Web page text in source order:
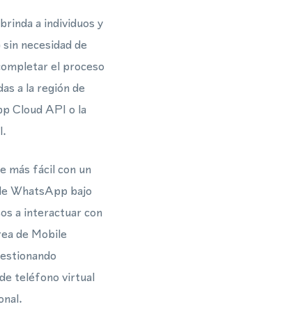
a individuos y
necesidad de
el proceso
a la región de
Cloud API o la
más fácil con un
WhatsApp bajo
a interactuar con
de Mobile
teléfono virtual